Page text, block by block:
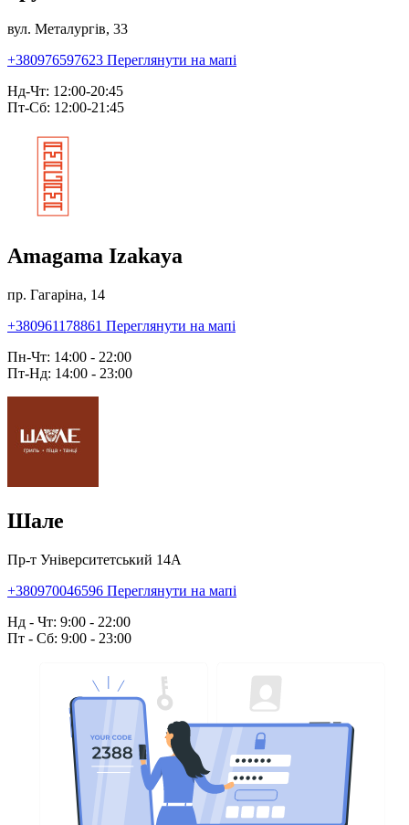
вул. Металургів, 33
+380976597623 Переглянути на мапі
Нд-Чт: 12:00-20:45
Пт-Сб: 12:00-21:45
Amagama Izakaya
пр. Гагаріна, 14
+380961178861 Переглянути на мапі
Пн-Чт: 14:00 - 22:00
Пт-Нд: 14:00 - 23:00
Шале
Пр-т Університетський 14А
+380970046596 Переглянути на мапі
Нд - Чт: 9:00 - 22:00
Пт - Сб: 9:00 - 23:00